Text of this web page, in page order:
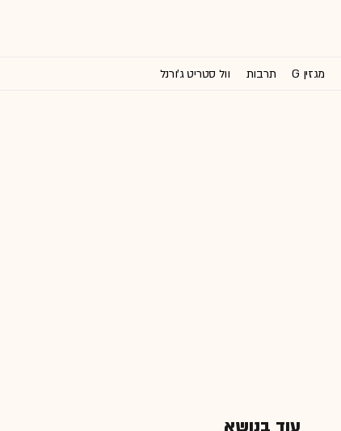
מגזין G תרבות וול סטריט ג'ורנל
עוד בנושא